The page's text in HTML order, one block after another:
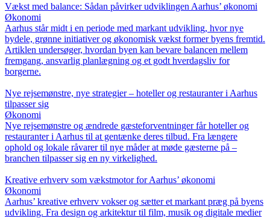
Vækst med balance: Sådan påvirker udviklingen Aarhus’ økonomi
Økonomi
Aarhus står midt i en periode med markant udvikling, hvor nye
bydele, grønne initiativer og økonomisk vækst former byens fremtid.
Artiklen undersøger, hvordan byen kan bevare balancen mellem
fremgang, ansvarlig planlægning og et godt hverdagsliv for
borgerne.
Nye rejsemønstre, nye strategier – hoteller og restauranter i Aarhus
tilpasser sig
Økonomi
Nye rejsemønstre og ændrede gæsteforventninger får hoteller og
restauranter i Aarhus til at gentænke deres tilbud. Fra længere
ophold og lokale råvarer til nye måder at møde gæsterne på –
branchen tilpasser sig en ny virkelighed.
Kreative erhverv som vækstmotor for Aarhus’ økonomi
Økonomi
Aarhus’ kreative erhverv vokser og sætter et markant præg på byens
udvikling. Fra design og arkitektur til film, musik og digitale medier